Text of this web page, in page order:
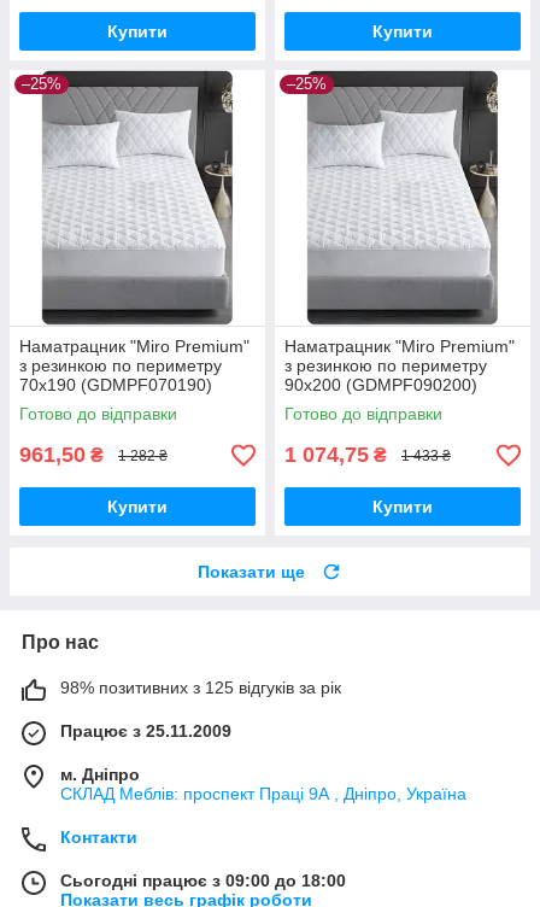
Купити Купити
–25%
Наматрацник "Miro Premium"
з резинкою по периметру
70x190 (GDMPF070190)
Готово до відправки
961,50 ₴ 1 282 ₴
Купити
–25%
Наматрацник "Miro Premium"
з резинкою по периметру
90x200 (GDMPF090200)
Готово до відправки
1 074,75 ₴ 1 433 ₴
Купити
Показати ще
Про нас
98% позитивних з 125 відгуків за рік
Працює з 25.11.2009
м. Дніпро
СКЛАД Меблів: проспект Праці 9А , Дніпро, Україна
Контакти
Сьогодні працює з 09:00 до 18:00
Показати весь графік роботи